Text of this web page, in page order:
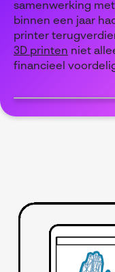
samenwerking
binnen een jaar
printer
3D printen niet
financieel